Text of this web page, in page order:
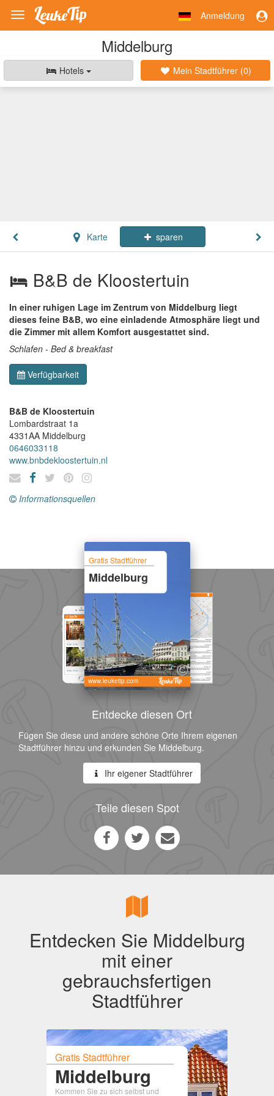
Toggle
navigation
Anmeldung
Middelburg
Hotels Mein Stadtführer (0)
Karte sparen
B&B de Kloostertuin
In einer ruhigen Lage im Zentrum von Middelburg liegt
dieses feine B&B, wo eine einladende Atmosphäre liegt und
die Zimmer mit allem Komfort ausgestattet sind.
Schlafen - Bed & breakfast
Verfügbarkeit
B&B de Kloostertuin
Lombardstraat 1a
4331AA Middelburg
0646033118
www.bnbdekloostertuin.nl
Informationsquellen
Gratis Stadtführer
Middelburg
www.leuketip.com
Entdecke diesen Ort
Fügen Sie diese und andere schöne Orte Ihrem eigenen
Stadtführer hinzu und erkunden Sie Middelburg.
Ihr eigener Stadtführer
Teile diesen Spot
Entdecken Sie Middelburg
mit einer
gebrauchsfertigen
Stadtführer
Gratis Stadtführer
Middelburg
Kommen Sie zu sich selbst und